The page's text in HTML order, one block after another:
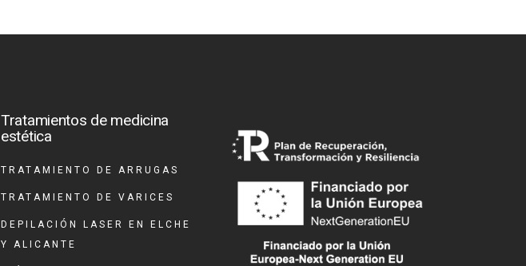
Tratamientos de medicina
estética
TRATAMIENTO DE ARRUGAS
TRATAMIENTO DE VARICES
DEPILACIÓN LASER EN ELCHE
Y ALICANTE